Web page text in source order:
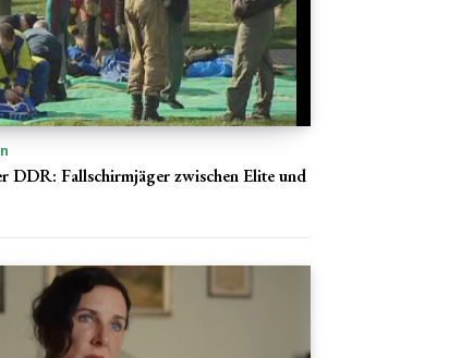
DDR: Fallschirmjäger zwischen Elite und